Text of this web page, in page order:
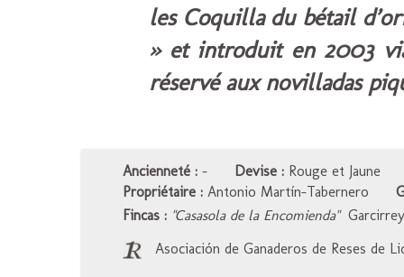
les Coquilla du bétail
» et introduit en 2003
réservé aux novilladas
Ancienneté : - Devise : Rouge et Jaune
Propriétaire : Antonio Martín-Tabernero
Fincas : "Casasola de la Encomienda" Garcirrey
Asociación de Ganaderos de Reses de